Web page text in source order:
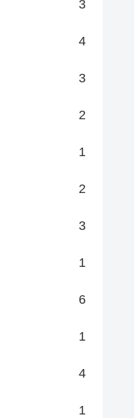
3
4
3
2
1
2
3
1
6
1
4
1